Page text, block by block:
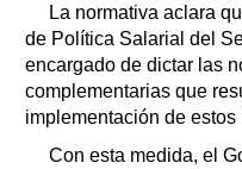
La normativa aclara
de Política Salarial del
encargado de dictar las
complementarias que
implementación de estos
Con esta medida, el